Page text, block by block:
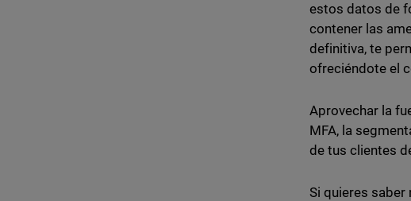
estos datos de
contener las
definitiva, te
ofreciéndote el
Aprovechar la
MFA, la
de tus clientes
Si quieres